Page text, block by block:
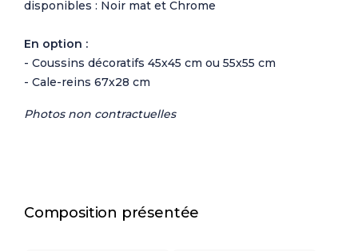
disponibles : Noir mat et Chrome
En option :
- Coussins décoratifs 45x45 cm ou 55x55 cm
- Cale-reins 67x28 cm
Photos non contractuelles
Composition présentée